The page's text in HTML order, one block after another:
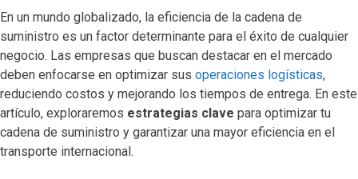
En un mundo globalizado, la eficiencia de la cadena de
suministro es un factor determinante para el éxito de cualquier
negocio. Las empresas que buscan destacar en el mercado
deben enfocarse en optimizar sus operaciones logísticas,
reduciendo costos y mejorando los tiempos de entrega. En este
artículo, exploraremos estrategias clave para optimizar tu
cadena de suministro y garantizar una mayor eficiencia en el
transporte internacional.